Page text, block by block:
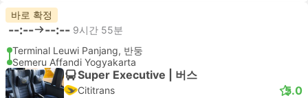
바로 확정
--:-- --:-- 9시간 55분
Terminal Leuwi Panjang, 반둥
Semeru Affandi Yogyakarta
Super Executive | 버스
Cititrans 5.0